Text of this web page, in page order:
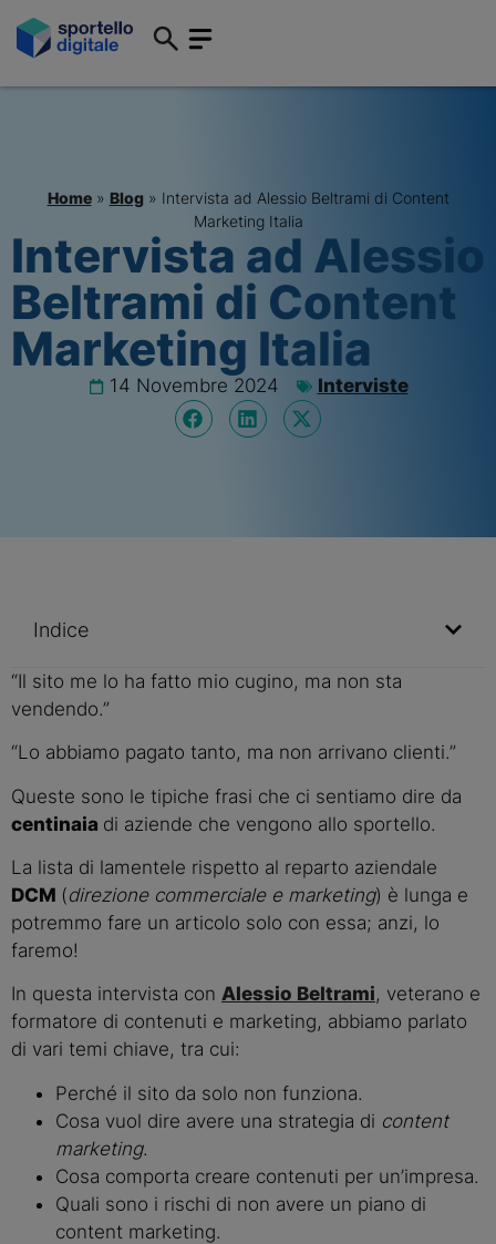
Home» Blog » Intervista ad Alessio Beltrami di Content
Marketing Italia
Intervista ad Alessio
Beltrami di Content
Marketing Italia
14 Novembre 2024 Interviste
Indice
“Il sito me lo ha fatto mio cugino, ma non sta
vendendo.”
“Lo abbiamo pagato tanto, ma non arrivano clienti.”
Queste sono le tipiche frasi che ci sentiamo dire da
centinaia di aziende che vengono allo sportello.
La lista di lamentele rispetto al reparto aziendale
DCM (direzione commerciale e marketing) è lunga e
potremmo fare un articolo solo con essa; anzi, lo
faremo!
In questa intervista con Alessio Beltrami, veterano e
formatore di contenuti e marketing, abbiamo parlato
di vari temi chiave, tra cui:
Perché il sito da solo non funziona.
Cosa vuol dire avere una strategia di content
marketing.
Cosa comporta creare contenuti per un’impresa.
Quali sono i rischi di non avere un piano di
content marketing.